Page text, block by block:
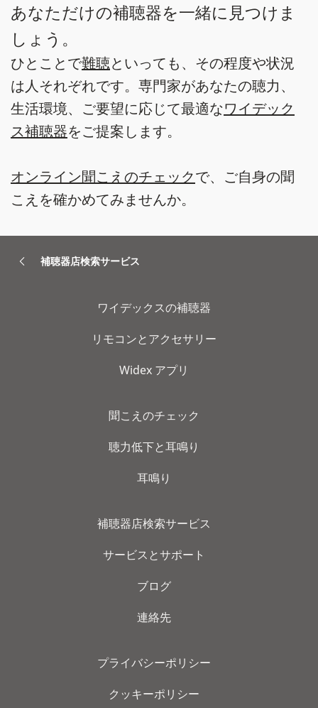
あなただけの補聴器を一緒に見つけま
しょう。
ひとことで難聴といっても、その程度や状況
は人それぞれです。専門家があなたの聴力、
生活環境、ご要望に応じて最適なワイデック
ス補聴器をご提案します。
オンライン聞こえのチェックで、ご自身の聞
こえを確かめてみませんか。
補聴器店検索サービス
ワイデックスの補聴器
リモコンとアクセサリー
Widex アプリ
聞こえのチェック
聴力低下と耳鳴り
耳鳴り
補聴器店検索サービス
サービスとサポート
ブログ
連絡先
プライバシーポリシー
クッキーポリシー